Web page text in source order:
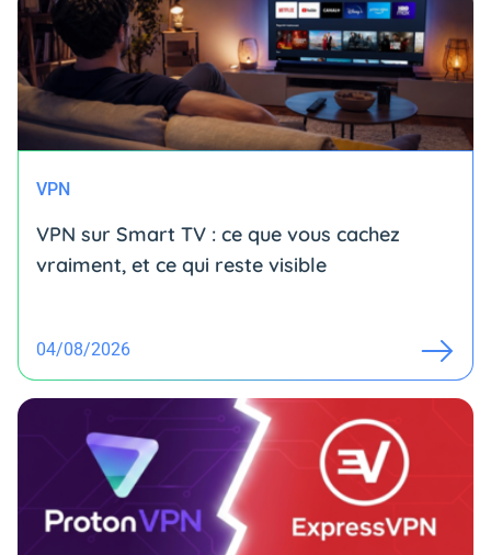
VPN
VPN sur Smart TV : ce que vous cachez
vraiment, et ce qui reste visible
04/08/2026